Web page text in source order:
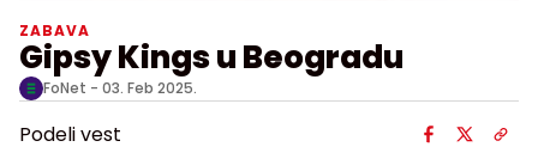
ZABAVA
Gipsy Kings u Beogradu
FoNet - 03. Feb 2025.
Podeli vest